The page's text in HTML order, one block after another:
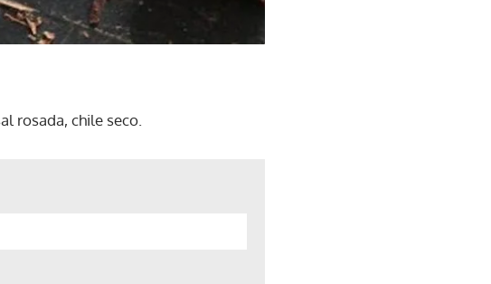
rosada, chile seco.